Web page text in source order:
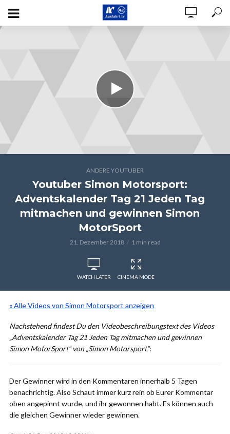
ANDERE YOUTUBER
Youtuber Simon Motorsport:
Adventskalender Tag 21 Jeden Tag
mitmachen und gewinnen Simon
MotorSport
21. Dezember 2018 1 min read
WATCH LATER CINEMA MODE
« Alle Videos von Simon Motorsport anzeigen
Nachstehend findest Du den Videobeschreibungstext des Videos
„Adventskalender Tag 21 Jeden Tag mitmachen und gewinnen
Simon MotorSport“ von „Simon Motorsport“:
Der Gewinner wird in den Kommentaren innerhalb 5 Tagen
benachrichtig. Also Schaut immer kurz rein ob Eurer Kommentar
oben angepinnt wurde, und ihr gewonnen habt. Es können auch
die gleichen Gewinner wieder gewinnen.